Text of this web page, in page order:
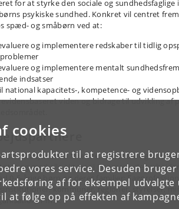
cookies
til at registrere
vores service. Desuden
af for eksempel
at følge op på effekten af
for at styrke den sociale og
psykiske sundhed. Konkret vil centret
spæd- og småbørn ved at:
og implementere redskaber til tidlig
og implementere mentalt
indsatser
national kapacitets-, kompetence- og
viden og bidrage til udvikling af
samarbejde med førende, nationale og
og med alle aktører i Danmark, der
0-5-årige børn og deres familier:
kommuner, regioner, styrelser,
m.fl.